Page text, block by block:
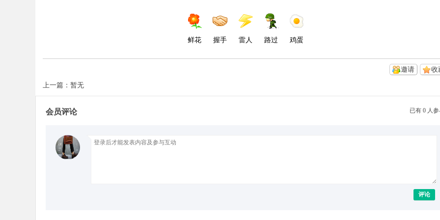
鲜花 握手 雷人 路过 鸡蛋
收
邀请
上一篇：暂无
已有 0 人
会员评论
评论